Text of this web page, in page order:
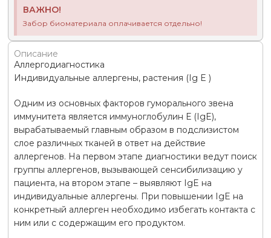
ВАЖНО!
Забор биоматериала оплачивается отдельно!
Описание
Аллергодиагностика
Индивидуальные аллергены, растения (Ig E )
Одним из основных факторов гуморального звена
иммунитета является иммуноглобулин Е (IgE),
вырабатываемый главным образом в подслизистом
слое различных тканей в ответ на действие
аллергенов. На первом этапе диагностики ведут поиск
группы аллергенов, вызывающей сенсибилизацию у
пациента, на втором этапе – выявляют IgE на
индивидуальные аллергены. При повышении IgE на
конкретный аллерген необходимо избегать контакта с
ним или с содержащим его продуктом.